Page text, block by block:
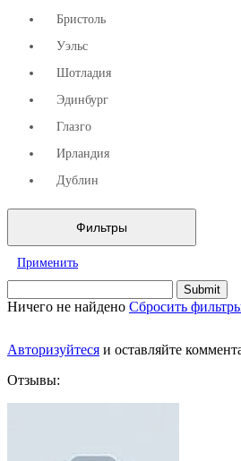
Бристоль
Уэльс
Шотладия
Эдинбург
Глазго
Ирландия
Дублин
Фильтры
Применить
Ничего не найдено Сбросить
Авторизуйтеся и оставляйте
Отзывы: